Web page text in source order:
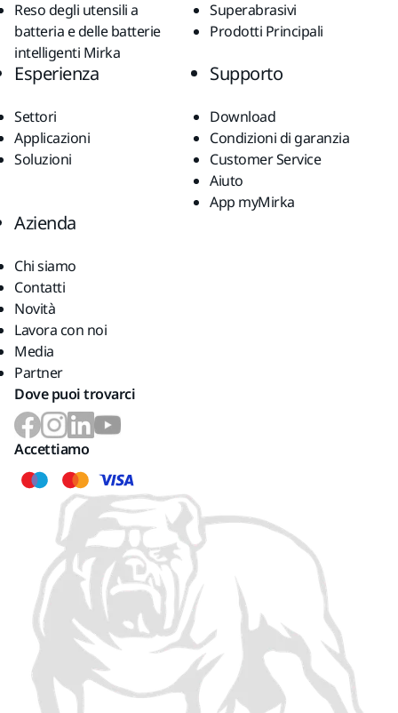
Reso degli utensili a
batteria e delle batterie
intelligenti Mirka
Superabrasivi
Prodotti Principali
Esperienza
Settori
Applicazioni
Soluzioni
Supporto
Download
Condizioni di garanzia
Customer Service
Aiuto
App myMirka
Azienda
Chi siamo
Contatti
Novità
Lavora con noi
Media
Partner
Dove puoi trovarci
Accettiamo